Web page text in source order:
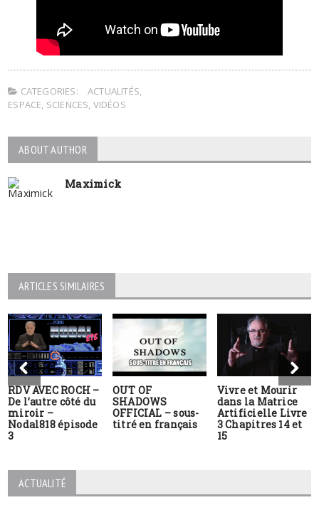
CATEGORIES: ACTUALITÉS,
ESPACE, SCIENCES, VIDÉOS
ABOUT AUTHOR
Maximick
ARTICLES SIMILAIRES
RDV AVEC ROCH –
De l’autre côté du
miroir –
Nodal818 épisode
3
OUT OF
SHADOWS
OFFICIAL – sous-
titré en français
Vivre et Mourir
dans la Matrice
Artificielle Livre
3 Chapitres 14 et
15
ACTUALITÉ